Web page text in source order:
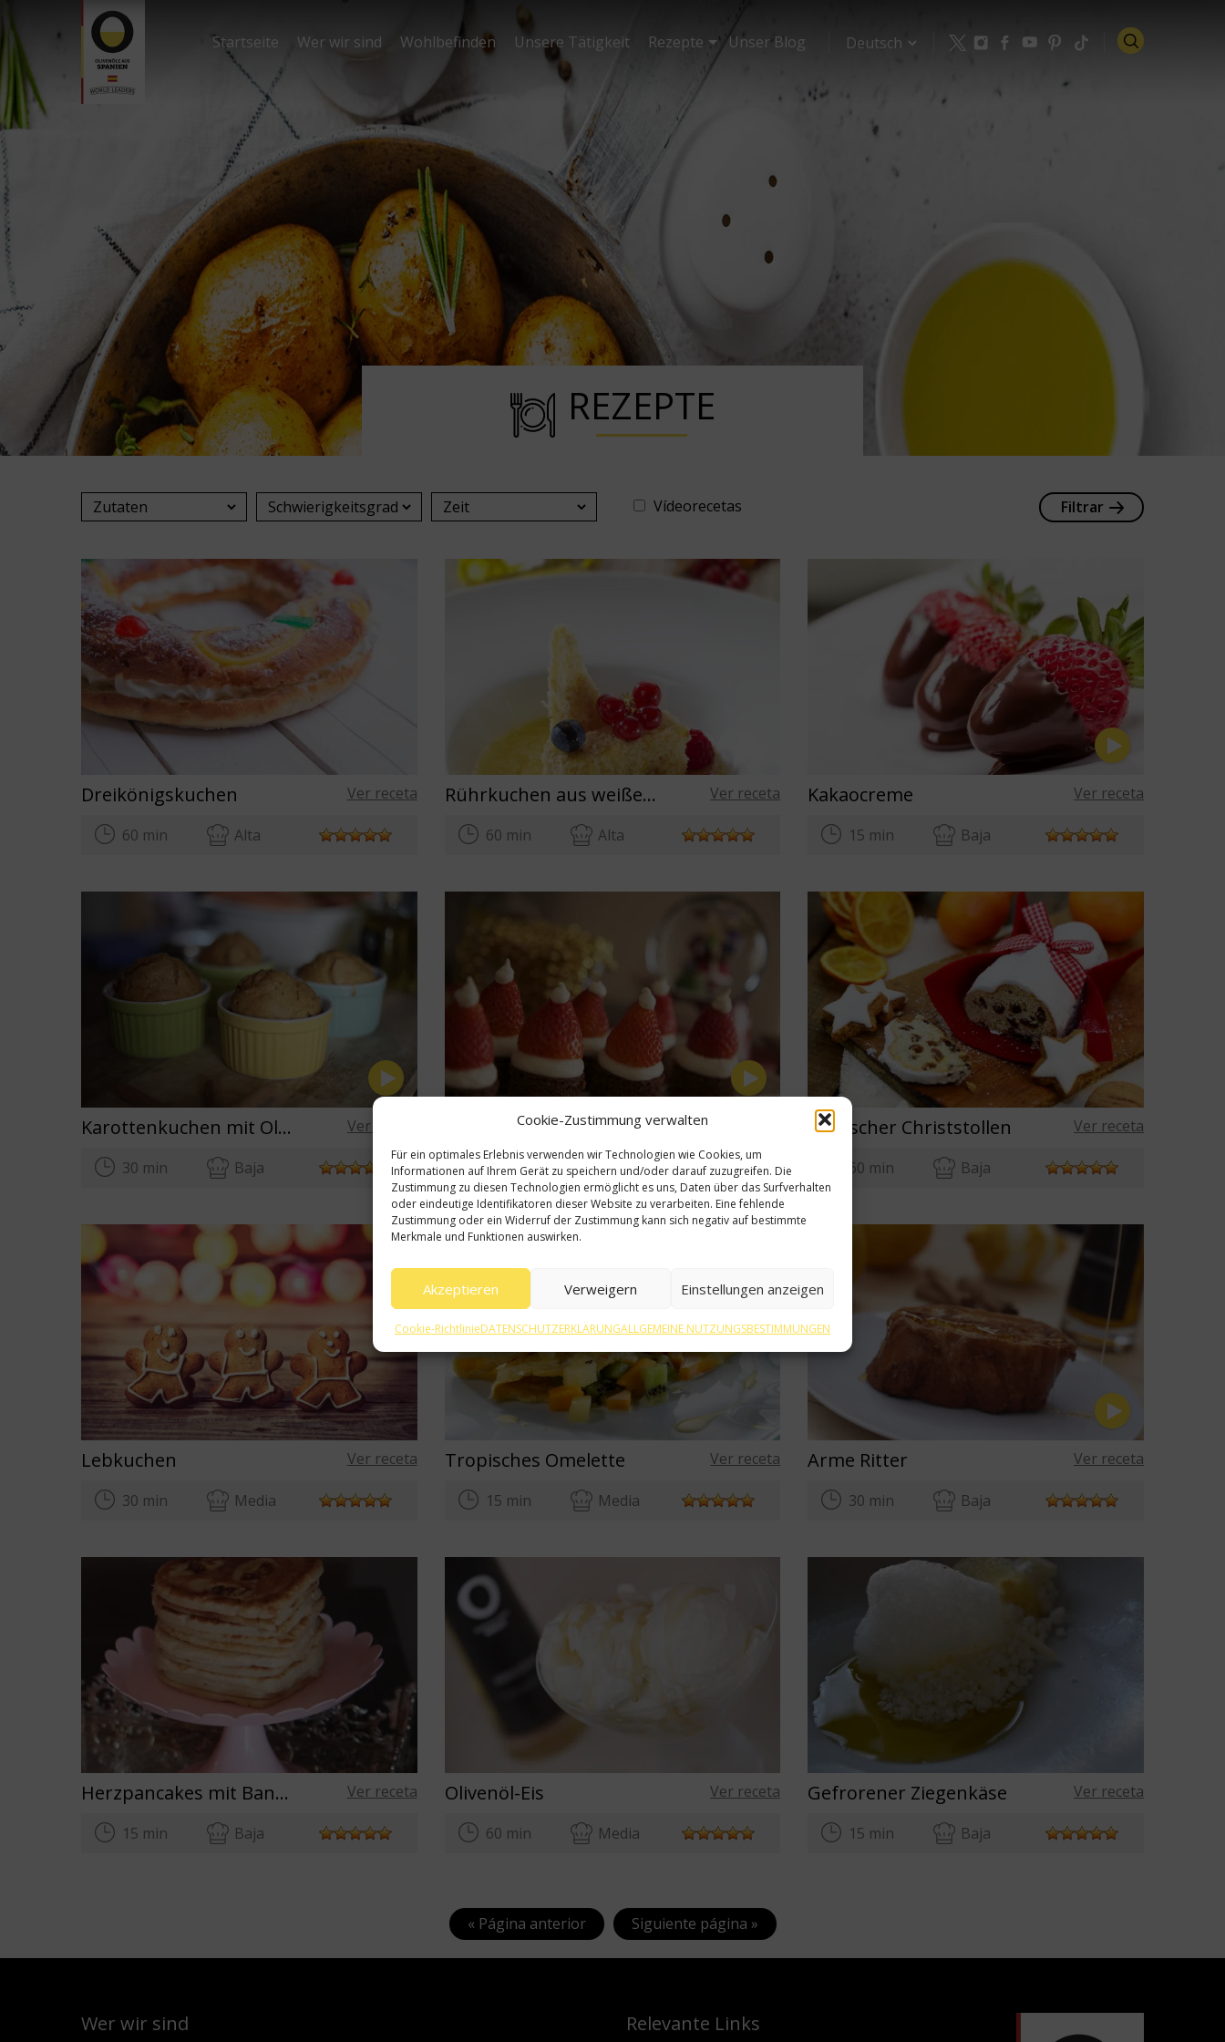
Cookie-Zustimmung verwalten
Für ein optimales Erlebnis verwenden wir Technologien wie Cookies, um
Informationen auf Ihrem Gerät zu speichern und/oder darauf zuzugreifen. Die
Zustimmung zu diesen Technologien ermöglicht es uns, Daten über das Surfverhalten
oder eindeutige Identifikatoren dieser Website zu verarbeiten. Eine fehlende
Zustimmung oder ein Widerruf der Zustimmung kann sich negativ auf bestimmte
Merkmale und Funktionen auswirken.
Akzeptieren Verweigern Einstellungen anzeigen
Cookie-RichtlinieDATENSCHUTZERKLÄRUNGALLGEMEINE NUTZUNGSBESTIMMUNGEN
Startseite Wer wir sind Wohlbefinden Unsere Tätigkeit Rezepte Unser Blog
REZEPTE
Vídeorecetas Filtrar
Dreikönigskuchen Ver receta
60 min Alta
Rührkuchen aus weißer Schokolade mit Ananassuppe und leicht angebratenen Beeren Ver receta
60 min Alta
Kakaocreme Ver receta
15 min Baja
Karottenkuchen mit Olivenöl Ver receta
30 min Baja
Schokoladenkuchen mit Olivenöl
60 min Media
Deutscher Christstollen Ver receta
60 min Baja
Lebkuchen Ver receta
30 min Media
Tropisches Omelette Ver receta
15 min Media
Arme Ritter Ver receta
30 min Baja
Herzpancakes mit Banane Ver receta
15 min Baja
Olivenöl-Eis Ver receta
60 min Media
Gefrorener Ziegenkäse Ver receta
15 min Baja
« Página anterior Siguiente página »
Wer wir sind Relevante Links